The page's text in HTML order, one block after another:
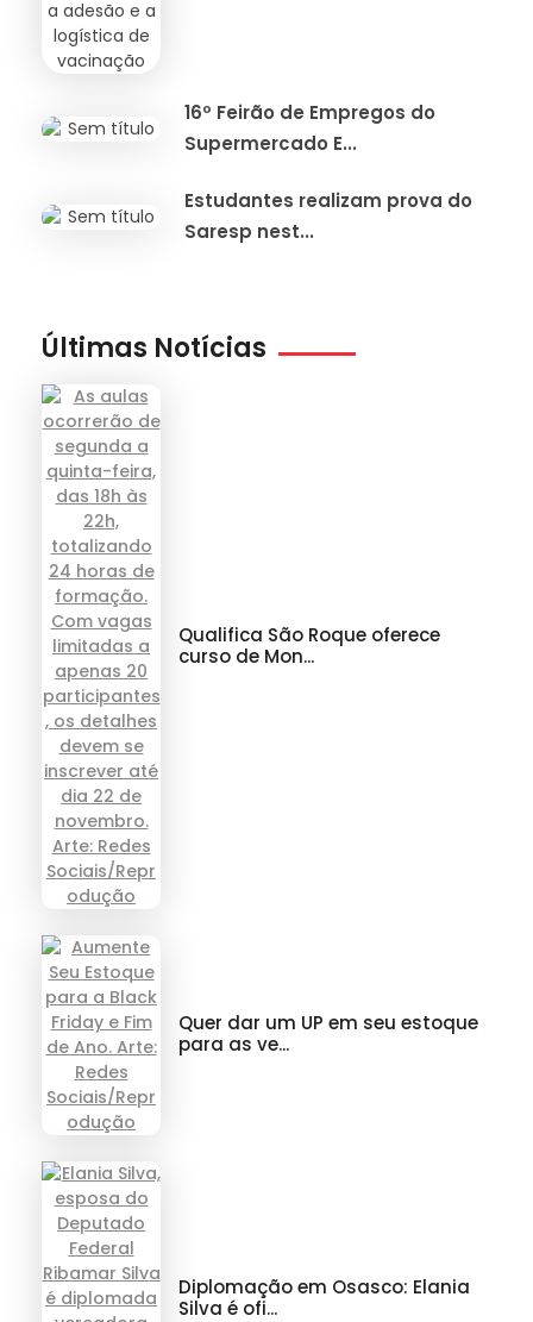
16º Feirão de Empregos do
Supermercado E...
Estudantes realizam prova do
Saresp nest...
Últimas Notícias
Qualifica São Roque oferece
curso de Mon...
Quer dar um UP em seu estoque
para as ve...
Diplomação em Osasco: Elania
Silva é ofi...